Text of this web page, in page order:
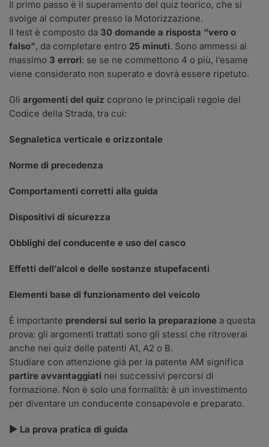
Il primo passo è il superamento del quiz teorico, che si
svolge al computer presso la Motorizzazione.
Il test è composto da 30 domande a risposta “vero o
falso”, da completare entro 25 minuti. Sono ammessi al
massimo 3 errori: se se ne commettono 4 o più, l’esame
viene considerato non superato e dovrà essere ripetuto.
Gli argomenti del quiz coprono le principali regole del
Codice della Strada, tra cui:
Segnaletica verticale e orizzontale
Norme di precedenza
Comportamenti corretti alla guida
Dispositivi di sicurezza
Obblighi del conducente e uso del casco
Effetti dell’alcol e delle sostanze stupefacenti
Elementi base di funzionamento del veicolo
È importante prendersi sul serio la preparazione a questa
prova: gli argomenti trattati sono gli stessi che ritroverai
anche nei quiz delle patenti A1, A2 o B.
Studiare con attenzione già per la patente AM significa
partire avvantaggiati nei successivi percorsi di
formazione. Non è solo una formalità: è un investimento
per diventare un conducente consapevole e preparato.
▶ La prova pratica di guida